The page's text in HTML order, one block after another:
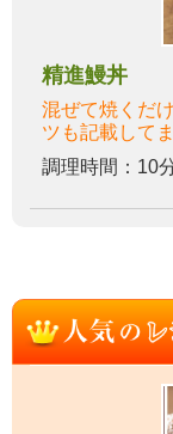
精進鰻丼
混ぜて焼くだ
ツも記載して
調理時間：10